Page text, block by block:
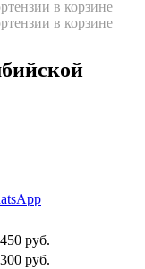
450 руб.
300 руб.